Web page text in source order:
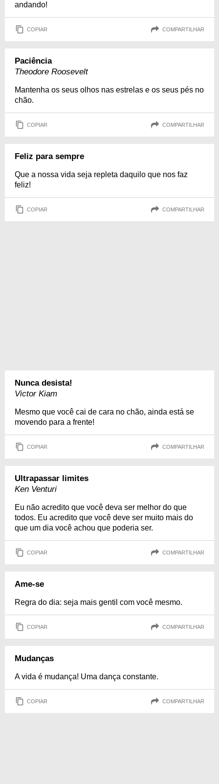
andando!
COPIAR COMPARTILHAR
Paciência
Theodore Roosevelt
Mantenha os seus olhos nas estrelas e os seus pés no
chão.
COPIAR COMPARTILHAR
Feliz para sempre
Que a nossa vida seja repleta daquilo que nos faz
feliz!
COPIAR COMPARTILHAR
Nunca desista!
Victor Kiam
Mesmo que você cai de cara no chão, ainda está se
movendo para a frente!
COPIAR COMPARTILHAR
Ultrapassar limites
Ken Venturi
Eu não acredito que você deva ser melhor do que
todos. Eu acredito que você deve ser muito mais do
que um dia você achou que poderia ser.
COPIAR COMPARTILHAR
Ame-se
Regra do dia: seja mais gentil com você mesmo.
COPIAR COMPARTILHAR
Mudanças
A vida é mudança! Uma dança constante.
COPIAR COMPARTILHAR